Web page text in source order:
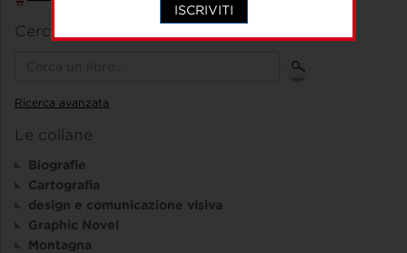
ISCRIVITI
Cerca un libro
Ricerca avanzata
Le collane
Biografie
Cartografia
design e comunicazione visiva
Graphic Novel
Montagna